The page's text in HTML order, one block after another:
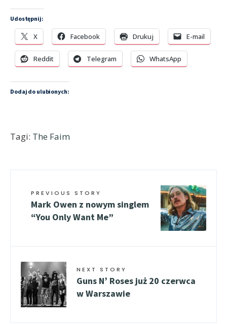
Udostępnij:
X Facebook Drukuj E-mail
Reddit Telegram WhatsApp
Dodaj do ulubionych:
Tagi: The Faim
PREVIOUS STORY
Mark Owen z nowym singlem
“You Only Want Me”
NEXT STORY
Guns N’ Roses już 20 czerwca
w Warszawie